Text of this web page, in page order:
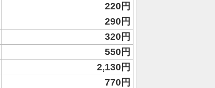
220円
290円
320円
550円
2,130円
770円